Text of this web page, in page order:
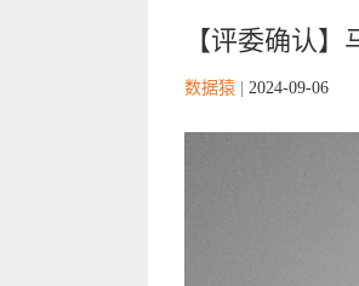
【评委确认
数据猿 2024-09-06